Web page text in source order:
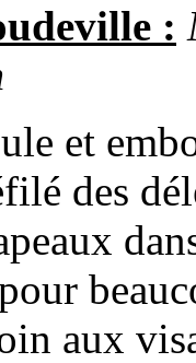
:
et
des
aux